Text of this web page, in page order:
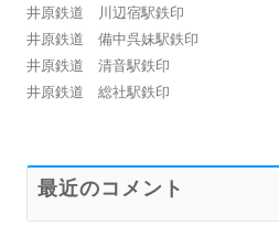
井原鉄道 川辺宿駅鉄印
井原鉄道 備中呉妹駅鉄印
井原鉄道 清音駅鉄印
井原鉄道 総社駅鉄印
最近のコメント